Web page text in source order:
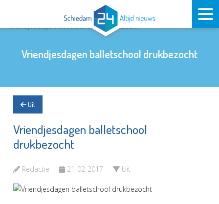
Vriendjesdagen balletschool drukbezocht
Uit
Vriendjesdagen balletschool
drukbezocht
Redactie 21-02-2017 Uit